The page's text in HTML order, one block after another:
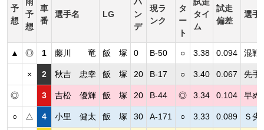
予
想
予
想
車
番
選手名 LG
ン
デ
現ラ
ンク
タ
ー
ト
タイ
ム
試走
偏差
選手
▲ ◎ 1 藤川 竜 飯 塚 0 B-50 ○ 3.38 0.094 混戦
× 2 秋吉 忠幸 飯 塚 20 B-17 ○ 3.40 0.067 先手
◎ 3 吉松 優輝 飯 塚 20 B-44 ◎ 3.34 0.104 早め
○ △ 4 小里 健太 飯 塚 30 A-171 ○ 3.33 0.089 Ｓ劣